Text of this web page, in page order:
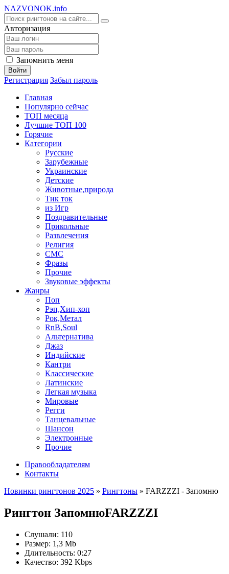
NAZVONOK.info
Авторизация
Запомнить меня
Войти
Регистрация Забыл пароль
Главная
Популярно сейчас
ТОП месяца
Лучшие ТОП 100
Горячие
Категории
Русские
Зарубежные
Украинские
Детские
Животные,природа
Тик ток
из Игр
Поздравительные
Прикольные
Развлечения
Религия
СМС
Фразы
Прочие
Звуковые эффекты
Жанры
Поп
Рэп,Хип-хоп
Рок,Метал
RnB,Soul
Альтернатива
Джаз
Индийские
Кантри
Классические
Латинские
Легкая музыка
Мировые
Регги
Танцевальные
Шансон
Электронные
Прочие
Правообладателям
Контакты
Новинки рингтонов 2025 » Рингтоны » FARZZZI - Запомню
Рингтон ЗапомнюFARZZZI
Слушали: 110
Размер: 1,3 Mb
Длительность: 0:27
Качество: 392 Kbps